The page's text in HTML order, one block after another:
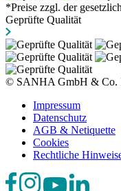
*Preise zzgl. der
Geprüfte Qualität
© SANHA GmbH & Co.
Impressum
Datenschutz
AGB & Netiquette
Cookies
Rechtliche